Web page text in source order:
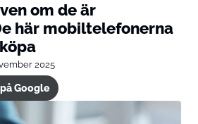
om de är
här mobiltelefonerna
2025
Google